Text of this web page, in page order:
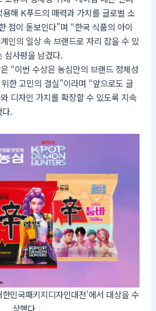
용해 K푸드의 매력과 가치를 글로벌 소
점이 돋보인다”며 “한국 식품의 아이
인의 일상 속 브랜드로 자리 잡을 수 있
심사평을 남겼다.
“이번 수상은 농심만의 브랜드 정체성
한 고민의 결실”이라며 “앞으로도 글
디자인 가치를 확장할 수 있도록 지속
.
민국패키지디자인대전’에서 대상을 수